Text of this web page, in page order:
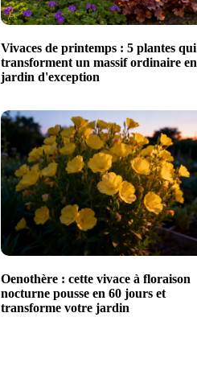
Vivaces de printemps : 5 plantes qui
transforment un massif ordinaire en
jardin d'exception
Oenothère : cette vivace à floraison
nocturne pousse en 60 jours et
transforme votre jardin